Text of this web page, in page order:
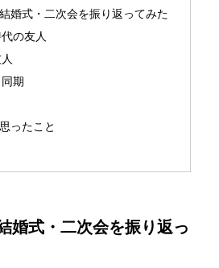
婚式・二次会を振り返ってみた
の友人
期
ったこと
婚式・二次会を振り返っ